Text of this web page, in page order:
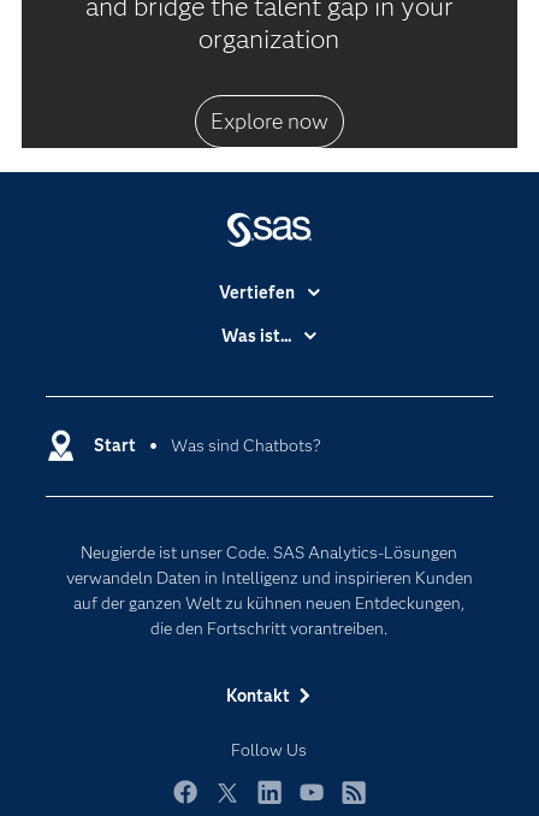
and bridge the talent gap in your
organization
Explore now
Start Was sind Chatbots?
Neugierde ist unser Code. SAS Analytics-Lösungen
verwandeln Daten in Intelligenz und inspirieren Kunden
auf der ganzen Welt zu kühnen neuen Entdeckungen,
die den Fortschritt vorantreiben.
Kontakt
Follow Us
Vertiefen
Branchen
Dokumentation
Entwickler
Karriere
Für Lehrkräfte
Lehrvideos
Nachrichten
Produkte
Was ist...
Data Science
Künstliche Intelligenz